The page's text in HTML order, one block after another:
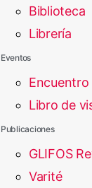
Biblioteca
Librería
Eventos
Encuentro
Libro de
Publicaciones
GLIFOS
Varité